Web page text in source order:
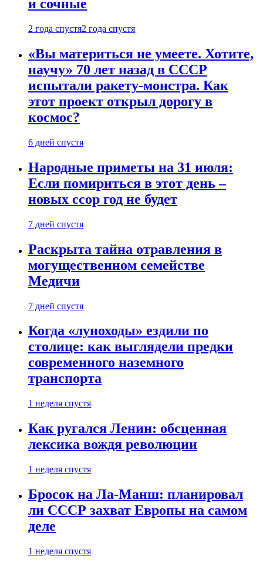
и сочные
2 года спустя2 года спустя
«Вы материться не умеете. Хотите,
научу» 70 лет назад в СССР
испытали ракету-монстра. Как
этот проект открыл дорогу в
космос?
6 дней спустя
Народные приметы на 31 июля:
Если помириться в этот день –
новых ссор год не будет
7 дней спустя
Раскрыта тайна отравления в
могущественном семействе
Медичи
7 дней спустя
Когда «луноходы» ездили по
столице: как выглядели предки
современного наземного
транспорта
1 неделя спустя
Как ругался Ленин: обсценная
лексика вождя революции
1 неделя спустя
Бросок на Ла-Манш: планировал
ли СССР захват Европы на самом
деле
1 неделя спустя